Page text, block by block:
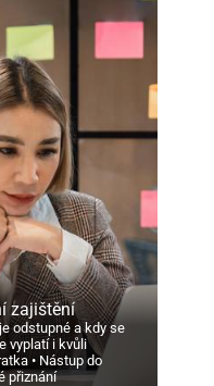
zajištění
odstupné a kdy se
vyplatí i kvůli
Nástup do
přiznání